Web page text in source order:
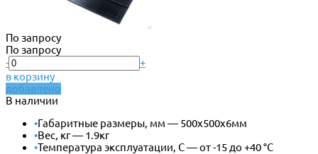
По запросу
По запросу
-
+
в корзину
добавлено
В наличии
•Габаритные размеры, мм — 500х500х6мм
•Вес, кг — 1.9кг
•Температура эксплуатации, С — от -15 до +40 °С